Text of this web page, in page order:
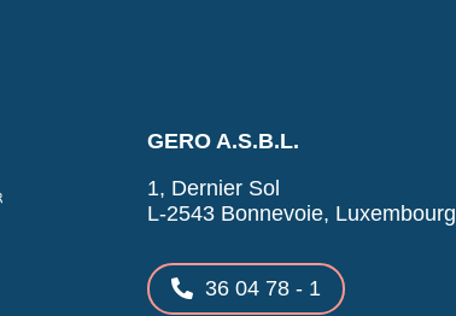
GERO A.S.B.L.
1, Dernier Sol
L-2543 Bonnevoie, Luxembourg
36 04 78 - 1